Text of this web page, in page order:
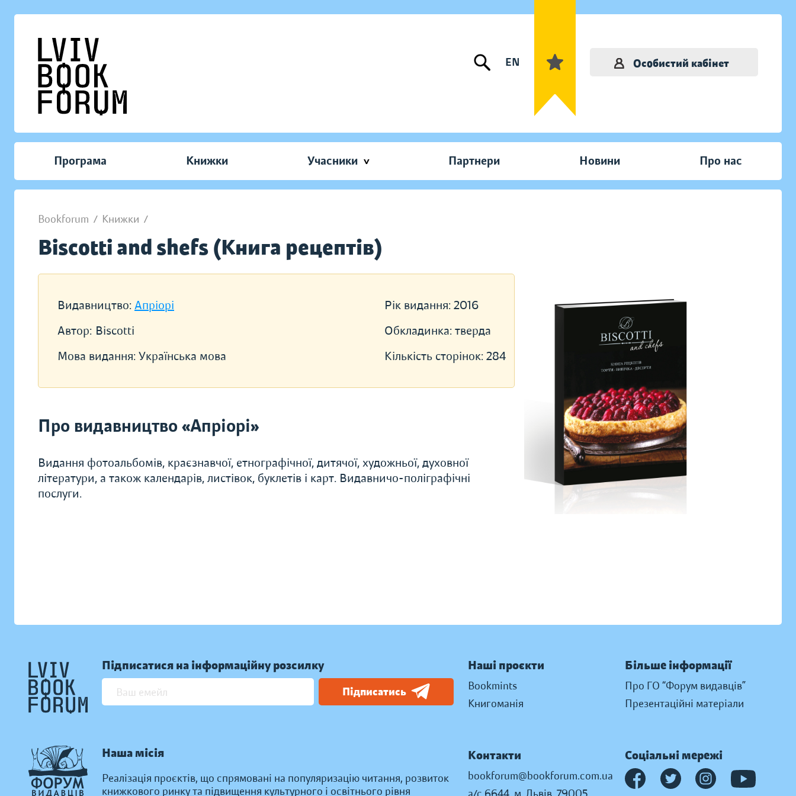
EN Особистий кабінет
Програма Книжки Учасники Партнери Новини Про нас
Bookforum / Книжки /
Biscotti and shefs (Книга рецептів)
Видавництво: Апріорі
Автор: Biscotti
Мова видання: Українська мова
Рік видання: 2016
Обкладинка: тверда
Кількість сторінок: 284
Про видавництво «Апріорі»
Видання фотоальбомів, краєзнавчої, етнографічної, дитячої, художньої, духовної
літератури, а також календарів, листівок, буклетів і карт. Видавничо-поліграфічні
послуги.
Підписатися на інформаційну розсилку
Підписатись
Наша місія
Реалізація проєктів, що спрямовані на популяризацію читання, розвиток
книжкового ринку та підвищення культурного і освітнього рівня
Наші проєкти
Bookmints
Книгоманія
Більше інформації
Про ГО “Форум видавців”
Презентаційні матеріали
Контакти
bookforum@bookforum.com.ua
Соціальні мережі